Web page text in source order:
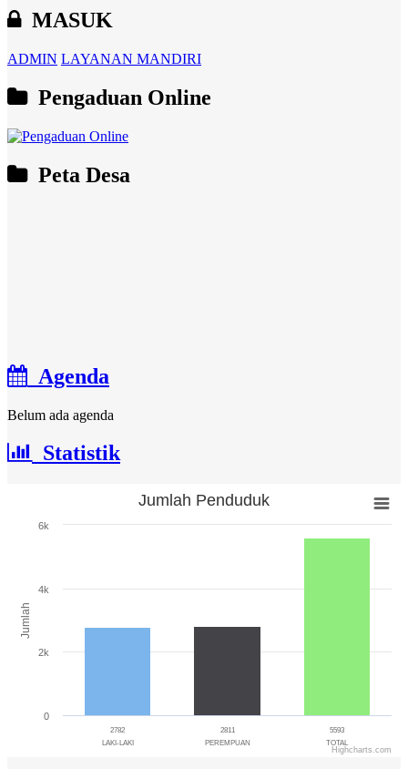
MASUK
ADMIN LAYANAN MANDIRI
Pengaduan Online
Peta Desa
Agenda
Belum ada agenda
Statistik
Jumlah
Jumlah Penduduk
2782
LAKI-LAKI
2811
PEREMPUAN
5593
TOTAL
0
2k
4k
6k
Highcharts.com